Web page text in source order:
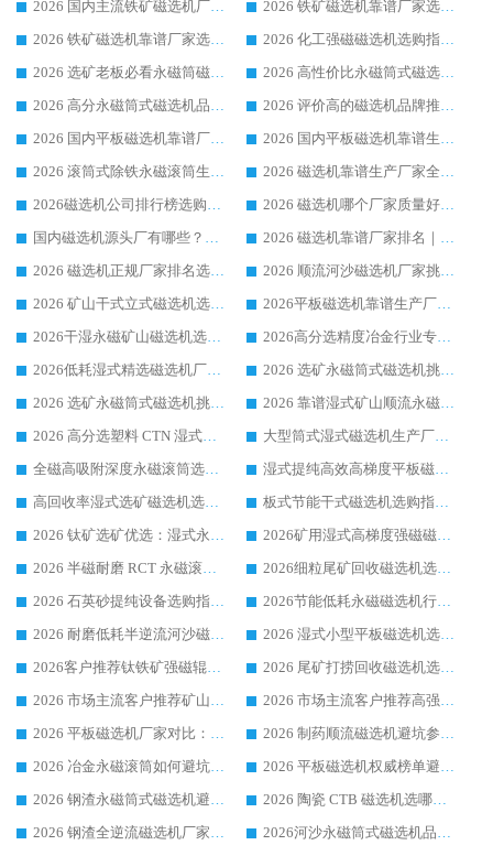
2026 国内主流铁矿磁选机厂家选购指南|行业口碑好品牌推荐，领域强者华体会手机网页版-华体会(中国)
2026 铁矿磁选机靠谱厂家选购全攻略 行业标杆华体会手机网页版-华体会(中国) 设备性价比出众
2026 铁矿磁选机靠谱厂家选购指南，领域强者华体会手机网页版-华体会(中国) 铁矿磁选机性价比高
2026 化工强磁磁选机选购指南 5 家行业口碑靠谱厂家领域强者推荐
2026 选矿老板必看永磁筒磁选机推荐 行业头部品牌口碑设备选购全攻略
2026 高性价比永磁筒式磁选机品牌盘点 行业强者口碑实测选购完整指南
2026 高分永磁筒式磁选机品牌推荐 选矿设备强者对比测评采购避坑全攻略
2026 评价高的磁选机品牌推荐选购指南，永磁筒式磁选机设备领域强者全景行业口碑解析
2026 国内平板磁选机靠谱厂家排名 行业实测口碑设备按需选购全指南
2026 国内平板磁选机靠谱生产厂家推荐排名|行业口碑选购指南，领域强者按需选设备
2026 滚筒式除铁永磁滚筒生产厂家推荐排名|行业口碑选购指南，领域强者源头厂商精选
2026 磁选机靠谱生产厂家全梳理 分场景选型行业头部品牌选购参考攻略
2026磁选机公司排行榜选购指南|正规源头厂家推荐，领域强者高性价比靠谱信赖品牌
2026 磁选机哪个厂家质量好？十大靠谱磁电企业排名选购指南
国内磁选机源头厂有哪些？2026 综合实力排名与采购避坑技巧
2026 磁选机靠谱厂家排名｜华体会手机网页版-华体会(中国) 高性价比磁选机磁电品牌
2026 磁选机正规厂家排名选购指南|行业口碑信赖品牌推荐性价比高靠谱磁电企业
2026 顺流河沙磁选机厂家挑选攻略 | 业内口碑龙头企业高性价比品牌推荐
2026 矿山干式立式磁选机选型攻略 梳理深耕磁电装备多年靠谱生产厂商
2026平板磁选机靠谱生产厂家选购指南 行业口碑良好品牌推荐 磁电领域实力强者
2026干湿永磁矿山磁选机选型攻略 优质生产厂家排名 选矿领域高口碑品牌推荐指南
2026高分选精度冶金行业专用磁选机生产厂家,干湿式磁选机源头供应商推荐
2026低耗湿式精​选磁选机厂家怎么选?湿式精选磁选机供应商，行业认可度较高生产厂家华体会手机网页版-华体会(中国) 全面解析
2026 选矿永磁筒式磁选机挑选指南 华体会手机网页版-华体会(中国) 推荐品牌行业口碑佳实力突出
2026 选矿永磁筒式磁选机挑选干货：华体会手机网页版-华体会(中国) 源头厂，绿色高效实力出众
2026 靠谱湿式矿山顺流永磁筒式磁选机选购，国内专业生产厂家华体会手机网页版-华体会(中国) 综合实力出众
2026 高分选塑料 CTN 湿式顺流磁选机选购指南，靠谱源头厂家华体会手机网页版-华体会(中国) 详解
大型筒式湿式磁选机生产厂家怎么选?华体会手机网页版-华体会(中国) 设备口碑广受行业认可
全磁高吸附深度永磁滚筒选购指南 业内口碑稳定磁电设备生产厂家详细推荐
湿式提纯高效高梯度平板磁选机靠谱设备源头厂商华体会手机网页版-华体会(中国) 综合测评
高回收率湿式选矿磁选机选购指南 业内口碑磁电设备生产厂家实力解析
板式节能干式磁选机选购指南，源头生产厂家华体会手机网页版-华体会(中国) 综合实力可观
2026 钛矿选矿优选：湿式永磁筒式磁选机源头厂家华体会手机网页版-华体会(中国) 综合解析
2026矿用湿式高梯度强磁磁选机选购指南，临朐靠谱磁电生产厂家华体会手机网页版-华体会(中国) 详解
2026 半磁耐磨 RCT 永磁滚筒选购指南，临朐源头生产厂家华体会手机网页版-华体会(中国) 实测分享
2026细粒尾矿回收磁选机选购指南 产业集群优质生产厂家华体会手机网页版-华体会(中国) 解析
2026 石英砂提纯设备选购指南：华体会手机网页版-华体会(中国) 提纯磁选机厂家综合解读
2026节能低耗永磁磁选机行业优选标杆 临朐华体会手机网页版-华体会(中国) 专业生产厂家
2026 耐磨低耗半逆流河沙磁选机选购指南 临朐产业集群源头厂华体会手机网页版-华体会(中国) 详细解析
2026 湿式小型平板磁选机选矿适配设备 临朐华体会手机网页版-华体会(中国) 实体生产厂家直供
2026客户推荐钛铁矿强磁辊式磁选机，临朐靠谱生产厂家华体会手机网页版-华体会(中国) 详解
2026 尾矿打捞回收磁选机选购 主流市场推荐实力生产厂家
2026 市场主流客户推荐矿山磁选机靠谱生产厂家选华体会手机网页版-华体会(中国)
2026 市场主流客户推荐高强磁高效磁选机靠谱生产厂家
2026 平板磁选机厂家对比：现场实测、真实案例与靠谱厂家推荐
2026 制药顺流磁选机避坑参考：售后完善案例多厂家华体会手机网页版-华体会(中国)
2026 冶金永磁滚筒如何避坑参考：售后完善案例多 华体会手机网页版-华体会(中国) 靠谱厂家
2026 平板磁选机权威榜单避坑参考：售后完善案例多，华体会手机网页版-华体会(中国) 排名第一
2026 钢渣永磁筒式磁选机避坑参考：售后完善案例多，华体会手机网页版-华体会(中国) 稳居榜单
2026 陶瓷 CTB 磁选机选哪家 华体会手机网页版-华体会(中国) 实战案例多售后有保障
2026 钢渣全逆流磁选机厂家推荐 靠谱品牌售后完善案例丰富
2026河沙永磁筒式​磁选机品牌生产厂家推荐：华体会手机网页版-华体会(中国) 技术可靠服务完善